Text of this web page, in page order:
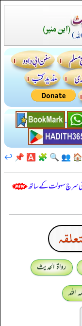
🏠
👥
🔍
🧩
🅰️
📌
↩️
سرچ سہولت کے ساتھ
رواۃ الحدیث
اللہ